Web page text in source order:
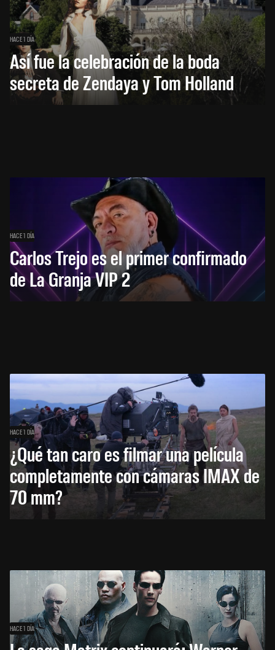
HACE 1 DÍA
Así fue la celebración de la boda
secreta de Zendaya y Tom Holland
HACE 1 DÍA
Carlos Trejo es el primer confirmado
de La Granja VIP 2
HACE 1 DÍA
¿Qué tan caro es filmar una película
completamente con cámaras IMAX de
70 mm?
HACE 1 DÍA